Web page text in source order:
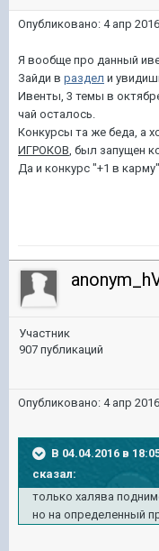
Опубликовано: 4 апр
Я вообще про данный
Зайди в раздел и
Ивенты, 3 темы в
чай осталось.
Конкурсы та же беда, а
ИГРОКОВ, был запущен
Да и конкурс "+1 в
Участник
907 публикаций
Опубликовано: 4 апр
В 04.04.2016 в
сказал:
только халява
но на определенный